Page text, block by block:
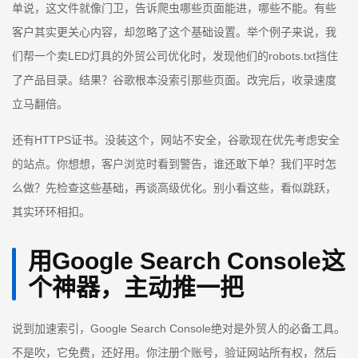
单说，这文件就像门卫，告诉爬虫哪些页面能进，哪些不能。有些
客户其实更关心内容，却忽略了这个基础设置。举个例子来说，我
们帮一个卖LED灯具的外贸公司优化时，发现他们的robots.txt挡住
了产品目录。结果？谷歌根本没索引那些页面。改完后，收录速度
立马翻倍。
还有HTTPS证书。没装这个，网站不安全，谷歌现在优先考虑安全
的站点。你想想，客户浏览时看到警告，谁还敢下单？我们平时怎
么做？先检查这些基础，再谈高级优化。别小看这些，看似跳跃，
其实环环相扣。
用Google Search Console这
个神器，主动推一把
说到加速索引，Google Search Console绝对是外贸人的必备工具。
不是吹，它免费，还好用。你注册个账号，验证网站所有权，然后